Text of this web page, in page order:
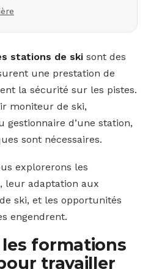
stations de ski sont des
une prestation de
la sécurité sur les pistes.
moniteur de ski,
gestionnaire d’une station,
sont nécessaires.
explorerons les
leur adaptation aux
ski, et les opportunités
engendrent.
formations
travailler